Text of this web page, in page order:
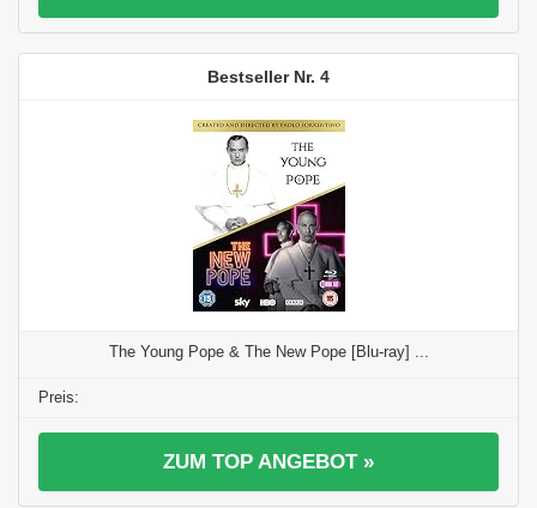
4
The Young Pope & The New Pope [Blu-ray] ...
ZUM TOP ANGEBOT »